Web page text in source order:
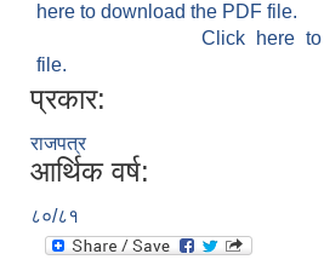
here to download the PDF file.
Click here
file.
प्रकार:
राजपत्र
आर्थिक वर्ष:
८०/८१